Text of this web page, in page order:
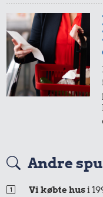
0,12 kr.
Agurk
0,01 kr.
Andre
Vi købte husi